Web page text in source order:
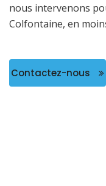
nous intervenons
Colfontaine, en
Contactez-nous